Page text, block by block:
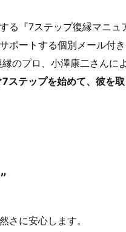
る『7ステップ復縁マニュ
ポートする個別メール付
のプロ、小澤康二さんに
ステップを始めて、彼を取
さに安心します。